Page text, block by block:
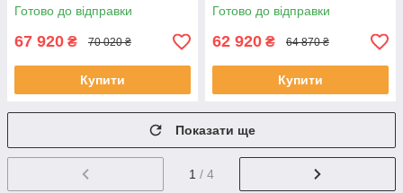
Готово до відправки
67 920 ₴ 70 020 ₴
Купити
Готово до відправки
62 920 ₴ 64 870 ₴
Купити
Показати ще
1 / 4